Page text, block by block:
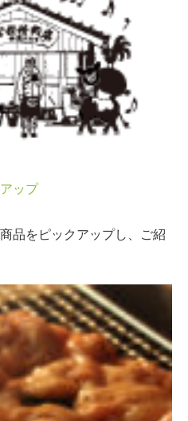
ップ
品をピックアップし、ご紹